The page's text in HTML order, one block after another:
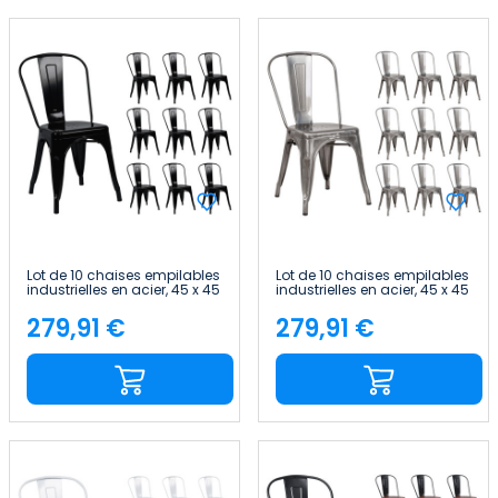
Lot de 10 chaises empilables
industrielles en acier, 45 x 45
Price
279,91 €
Lot de 10 chaises empilables
industrielles en acier, 45 x 45
Price
279,91 €